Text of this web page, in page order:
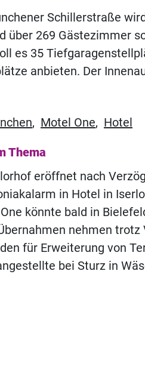
Schillerstraße
über 269 Gästezimmer
es 35
anbieten. Der
, Motel One, Hotel
Thema
eröffnet nach
in Hotel in
könnte bald in
nehmen
für Erweiterung von
bei Sturz in